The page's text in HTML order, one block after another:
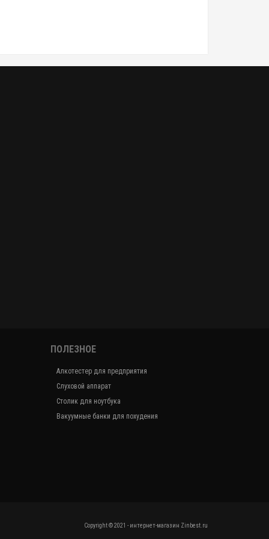
ПОЛЕЗНОЕ
Алкотестер для предприятия
Слуховой аппарат
Столик для ноутбука
Вакуумные банки для похудения
Copyright © 2021 - интернет-магазин Zinbest.ru